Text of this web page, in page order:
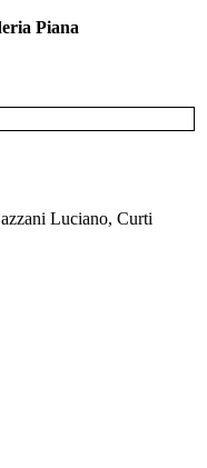
Piana
Luciano, Curti